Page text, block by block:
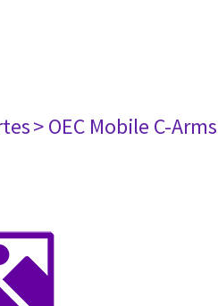
> OEC Mobile C-Arms